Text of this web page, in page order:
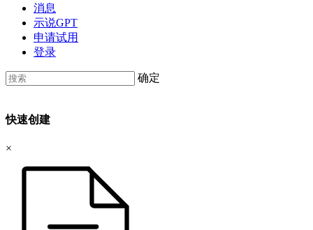
消息
示说GPT
申请试用
登录
确定
快速创建
×